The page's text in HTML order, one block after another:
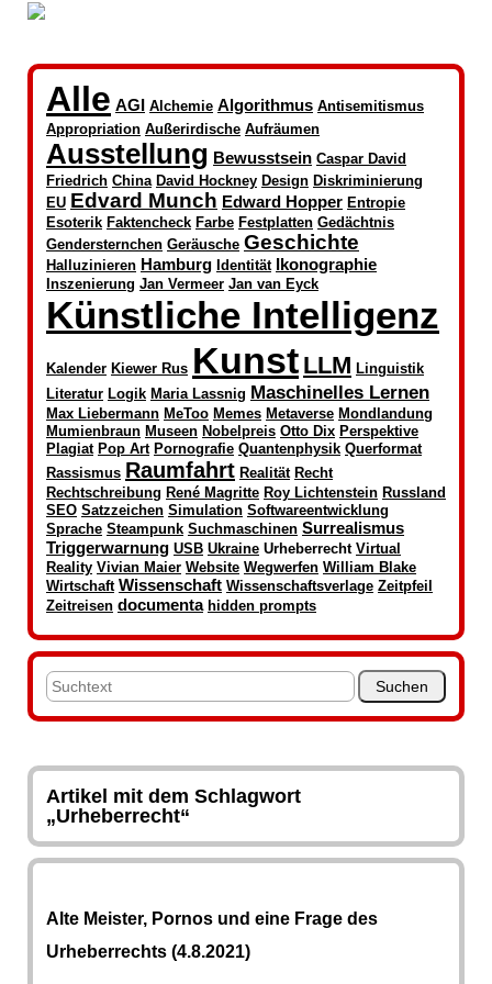
Alle AGI Alchemie Algorithmus Antisemitismus
Appropriation Außerirdische Aufräumen
Ausstellung Bewusstsein Caspar David
Friedrich China David Hockney Design Diskriminierung
EU Edvard Munch Edward Hopper Entropie
Esoterik Faktencheck Farbe Festplatten Gedächtnis
Gendersternchen Geräusche Geschichte
Halluzinieren Hamburg Identität Ikonographie
Inszenierung Jan Vermeer Jan van Eyck
Künstliche Intelligenz
Kalender Kiewer Rus Kunst LLM Linguistik
Literatur Logik Maria Lassnig Maschinelles Lernen
Max Liebermann MeToo Memes Metaverse Mondlandung
Mumienbraun Museen Nobelpreis Otto Dix Perspektive
Plagiat Pop Art Pornografie Quantenphysik Querformat
Rassismus Raumfahrt Realität Recht
Rechtschreibung René Magritte Roy Lichtenstein Russland
SEO Satzzeichen Simulation Softwareentwicklung
Sprache Steampunk Suchmaschinen Surrealismus
Triggerwarnung USB Ukraine Urheberrecht Virtual
Reality Vivian Maier Website Wegwerfen William Blake
Wirtschaft Wissenschaft Wissenschaftsverlage Zeitpfeil
Zeitreisen documenta hidden prompts
Artikel mit dem Schlagwort
„Urheberrecht“
Alte Meister, Pornos und eine Frage des
Urheberrechts (4.8.2021)